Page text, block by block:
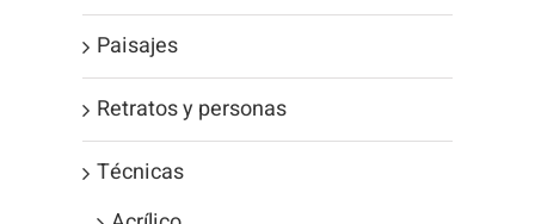
Paisajes
Retratos y personas
Técnicas